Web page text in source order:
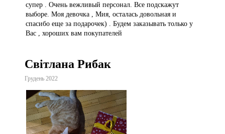
супер . Очень вежливый персонал. Все подскажут
выборе. Моя девочка , Мия, осталась довольная и
спасибо еще за подарочек) . Будем заказывать только у
Вас , хороших вам покупателей
Світлана Рибак
Грудень 2022